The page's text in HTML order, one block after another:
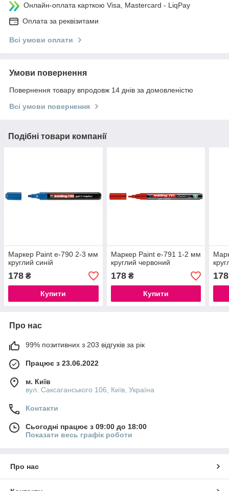
Онлайн-оплата карткою Visa, Mastercard - LiqPay
Оплата за реквізитами
Всі умови оплати
Умови повернення
Повернення товару впродовж 14 днів за домовленістю
Всі умови повернення
Подібні товари компанії
Маркер Paint e-790 2-3 мм
круглий синій
178 ₴
Купити
Маркер Paint e-791 1-2 мм
круглий червоний
178₴
Купити
178
Про нас
99% позитивних з 203 відгуків за рік
Працює з 23.06.2022
м. Київ
вул. Саксаганського 106, Київ, Україна
Контакти
Сьогодні працює з 09:00 до 18:00
Показати весь графік роботи
Про нас